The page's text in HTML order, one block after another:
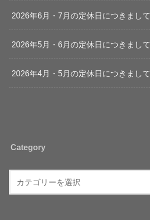
2026年6月・7月の定休日につきまして
2026年5月・6月の定休日につきまして
2026年4月・5月の定休日につきまして
Category